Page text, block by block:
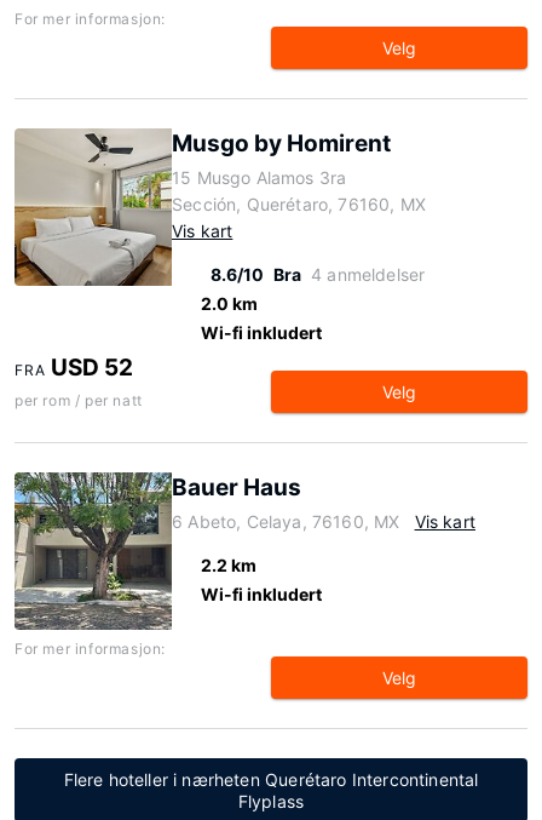
For mer informasjon:
Velg
Musgo by Homirent
15 Musgo Alamos 3ra
Sección, Querétaro, 76160, MX
Vis kart
8.6/10 Bra 4 anmeldelser
2.0 km
Wi-fi inkludert
FRA USD 52
per rom / per natt Velg
Bauer Haus
6 Abeto, Celaya, 76160, MX Vis kart
2.2 km
Wi-fi inkludert
For mer informasjon:
Velg
Flere hoteller i nærheten Querétaro Intercontinental
Flyplass